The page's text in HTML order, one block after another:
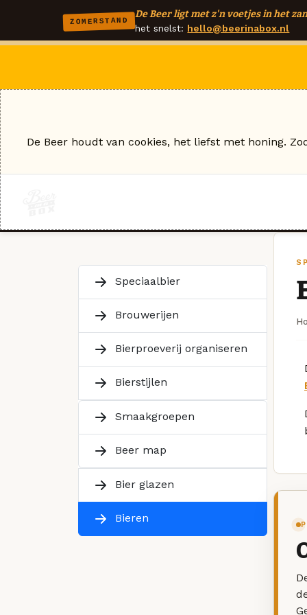
ZOMERSTAND
De Beer ligt met z'n voetjes in het
het snelst: hello@beerinabox.nl
Speciaalbier
Brouwerijen
Bierproeverij organiseren
Bierstijlen
Smaakgroepen
Beer map
Bier glazen
Bieren
De Beer houdt van cookies, het liefst met honing.